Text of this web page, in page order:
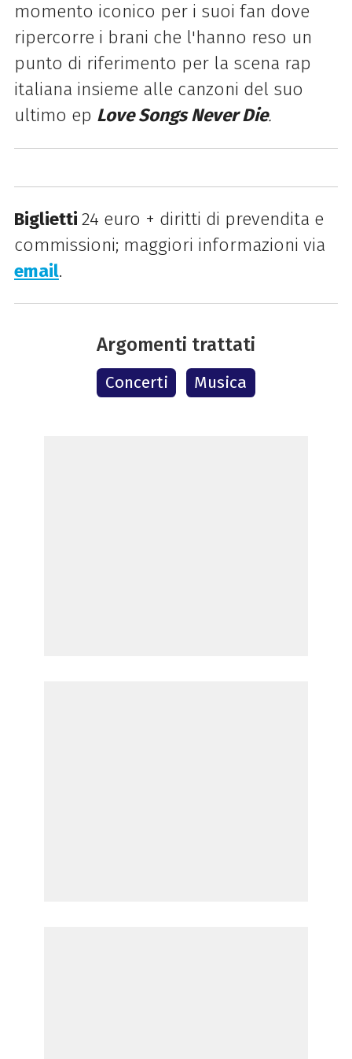
momento iconico per i suoi fan dove
ripercorre i brani che l'hanno reso un
punto di riferimento per la scena rap
italiana insieme alle canzoni del suo
ultimo ep Love Songs Never Die.
Biglietti 24 euro + diritti di prevendita e
commissioni; maggiori informazioni via
email.
Argomenti trattati
Concerti Musica